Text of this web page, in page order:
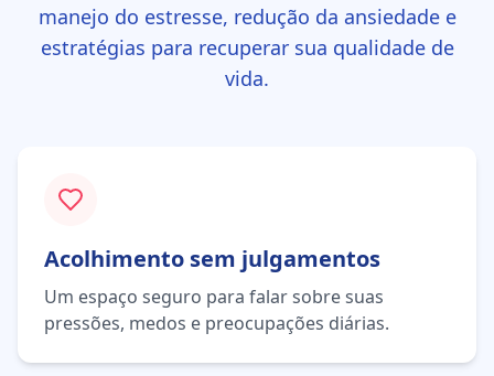
manejo do estresse, redução da ansiedade e
estratégias para recuperar sua qualidade de
vida.
Acolhimento sem julgamentos
Um espaço seguro para falar sobre suas
pressões, medos e preocupações diárias.